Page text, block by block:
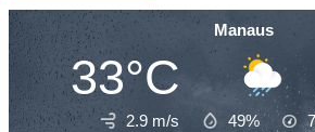
Manaus
33°C
2.9 m/s 49%